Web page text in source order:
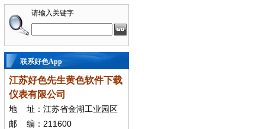
请输入关键字
联系好色App
江苏好色先生黄色软件下载
仪表有限公司
地
址：江苏省金湖工业园区
邮
编： 211600